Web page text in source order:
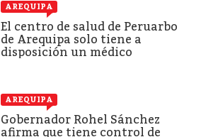
AREQUIPA
El centro de salud de Peruarbo
de Arequipa solo tiene a
disposición un médico
AREQUIPA
Gobernador Rohel Sánchez
afirma que tiene control de